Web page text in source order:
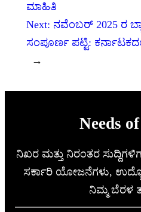
ಮಾಹಿತಿ
Next: ನವೆಂಬರ್ 2025 ರ
ಸಂಪೂರ್ಣ ಪಟ್ಟಿ:
→
Needs
ನಿಖರ ಮತ್ತು ನಿರಂತರ
ಸರ್ಕಾರಿ ಯೋಜನೆಗಳು,
ನಿಮ್ಮ ಬೆರಳ